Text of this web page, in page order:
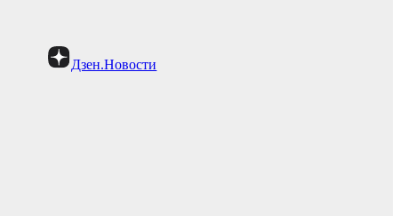
Дзен.Новости